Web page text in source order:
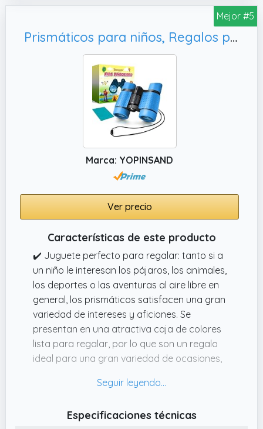
Navidad y vacaciones.
Mejor #5
Prismáticos para niños, Regalos para niños y niñas de 3 a 12 años
Marca: YOPINSAND
Ver precio
Características de este producto
✔️ Juguete perfecto para regalar: tanto si a
un niño le interesan los pájaros, los animales,
los deportes o las aventuras al aire libre en
general, los prismáticos satisfacen una gran
variedad de intereses y aficiones. Se
presentan en una atractiva caja de colores
lista para regalar, por lo que son un regalo
ideal para una gran variedad de ocasiones,
✔️ Herramienta educativa: Los prismáticos
ciencia y el medio ambiente, lo que los
Especificaciones técnicas